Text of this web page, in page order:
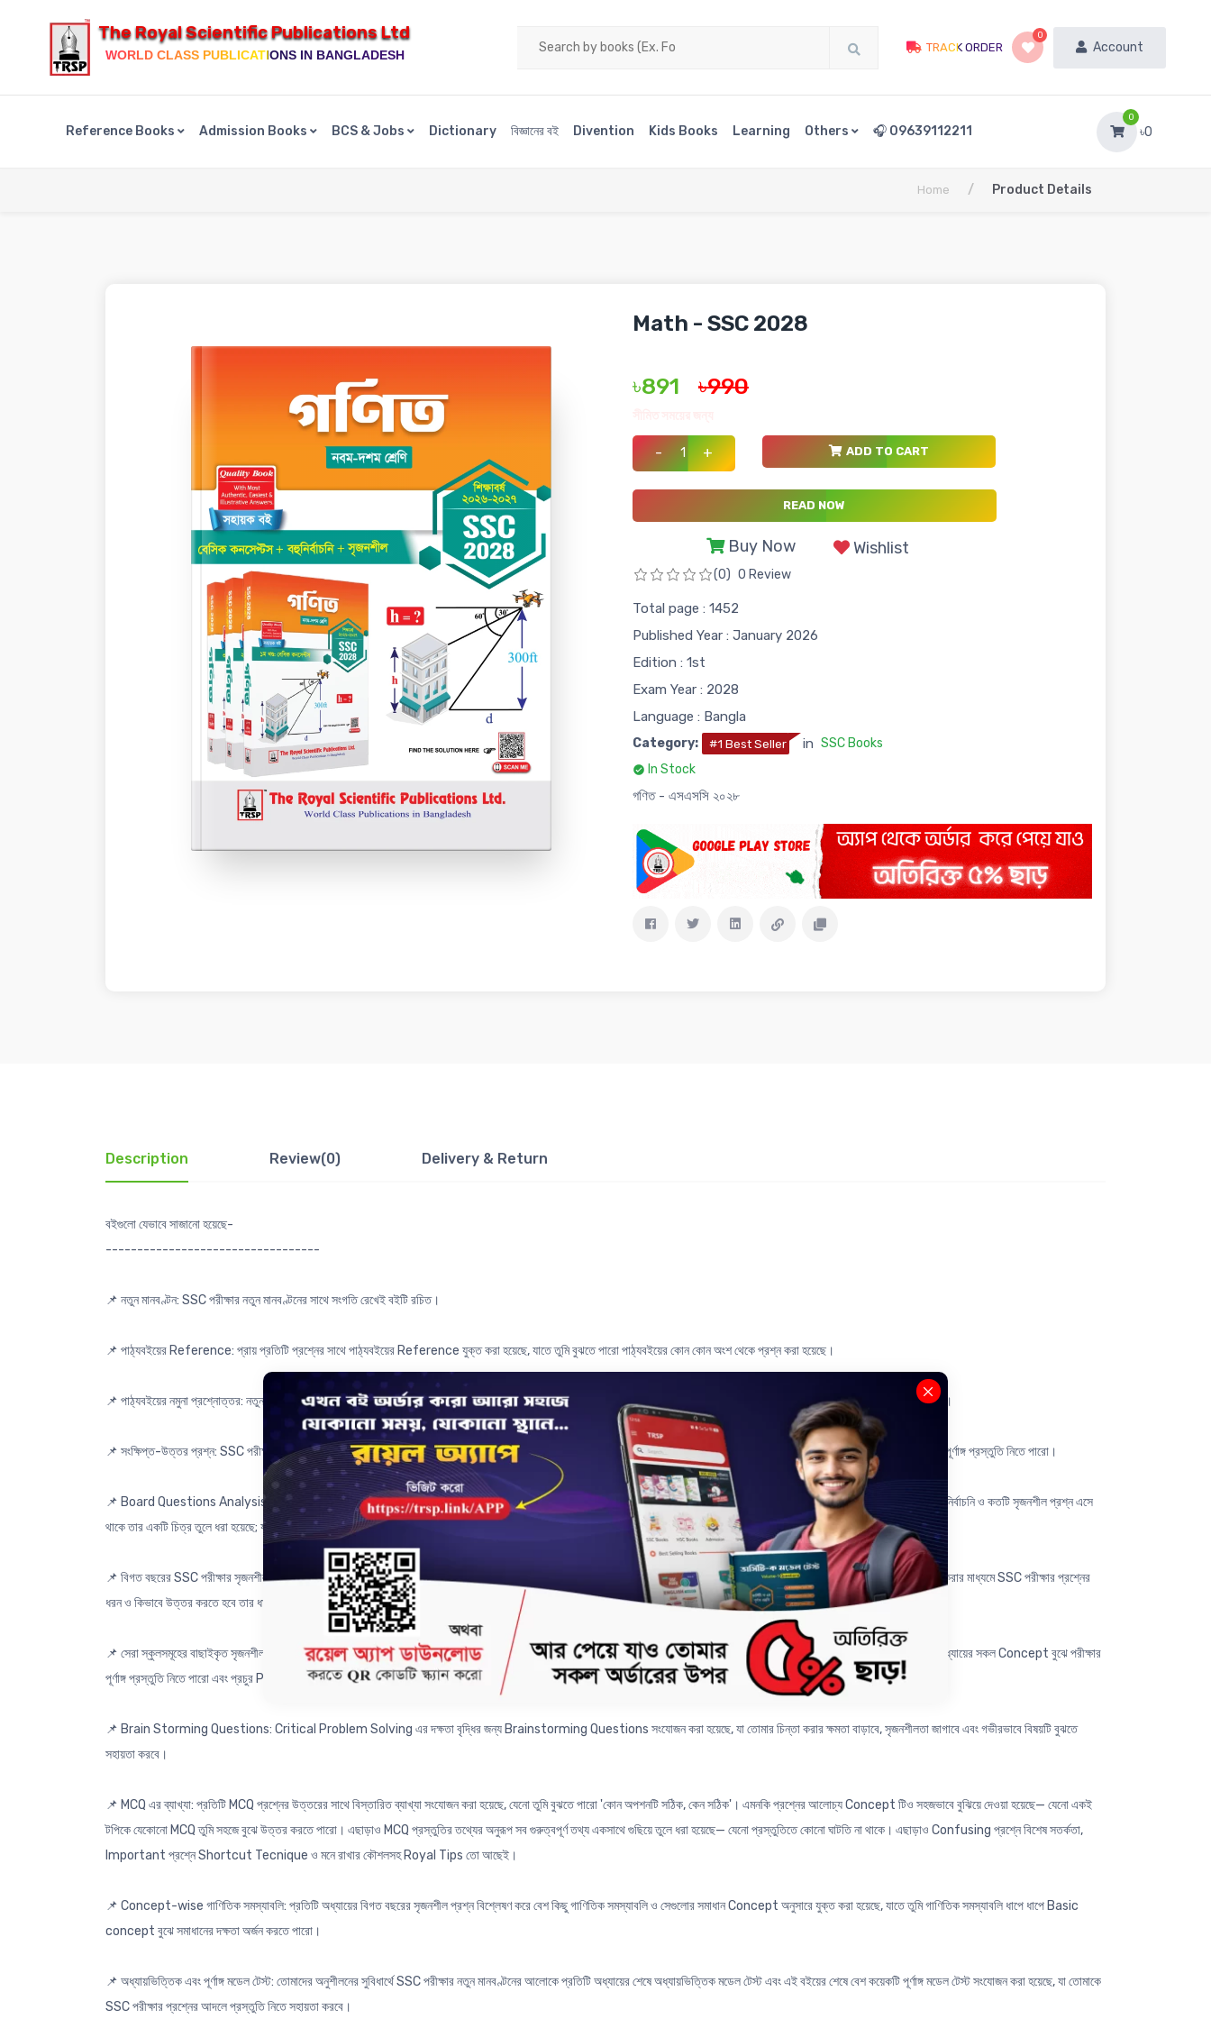
The Royal Scientific Publications Ltd
WORLD CLASS PUBLICATIONS IN BANGLADESH
TRACK ORDER
0
Account
Reference Books Admission Books BCS & Jobs Dictionary বিজ্ঞানের বই Divention Kids Books Learning Others 🎧 09639112211
0
৳0
Home / Product Details
Math - SSC 2028
৳891 ৳990
- + ADD TO CART
READ NOW
Buy Now Wishlist
(0) 0 Review
Total page : 1452
Published Year : January 2026
Edition : 1st
Exam Year : 2028
Language : Bangla
Category: #1 Best Seller in SSC Books
In Stock
গণিত - এসএসসি ২০২৮
Description Review(0) Delivery & Return
বইগুলো যেভাবে সাজানো হয়েছে-
----------------------------------
📌 নতুন মানবণ্টন: SSC পরীক্ষার নতুন মানবণ্টনের সাথে সংগতি রেখেই বইটি রচিত।
📌 পাঠ্যবইয়ের Reference: প্রায় প্রতিটি প্রশ্নের সাথে পাঠ্যবইয়ের Reference যুক্ত করা হয়েছে, যাতে তুমি বুঝতে পারো পাঠ্যবইয়ের কোন কোন অংশ থেকে প্রশ্ন করা হয়েছে।
📌 পাঠ্যবইয়ের নমুনা প্রশ্নোত্তর: নতুন পাঠ্যবইয়ে সংযোজিত অনুশীলনীর নমুনা প্রশ্নগুলোর নির্ভুল ও বিশ্লেষণধর্মী সমাধান দেওয়া হয়েছে, যাতে তুমি নতুন প্রশ্নের ধরন বুঝতে পারো এবং সঠিকভাবে উত্তর করতে পারো।
📌 সংক্ষিপ্ত-উত্তর প্রশ্ন: SSC পরীক্ষার নতুন পাঠ্যবই অনুসারে সংক্ষিপ্ত-উত্তর প্রশ্ন পাঠ্যবইয়ের Reference সহ আলোচনার ধারাবাহিকতা অনুসারে সাজানো হয়েছে, যেনো তুমি প্রশ্নপত্রের এই নতুন অংশে পূর্ণাঙ্গ প্রস্তুতি নিতে পারো।
📌 Board Questions Analysis: বিগত বছরের প্রশ্নগুলো Analysis করে অধ্যায়টি সৃজনশীল ও বহুনির্বাচনি প্রশ্নের জন্য কতটা গুরুত্বপূর্ণ তা উল্লেখ করা হয়েছে। অধ্যায়টি থেকে SSC পরীক্ষায় কতটি বহুনির্বাচনি ও কতটি সৃজনশীল প্রশ্ন এসে
থাকে তার একটি চিত্র তুলে ধরা হয়েছে; যা দেখে তুমি ধারণা পেতে পারো তোমাদের SSC পরীক্ষায় অধ্যায়টি থেকে কতটি MCQ ও CQ আসতে পারে।
📌 বিগত বছরের SSC পরীক্ষার সৃজনশীল প্রশ্নোত্তর: ২০১৫-২০২৫ সালের মোট ১১ বছরের SSC পরীক্ষার প্রশ্নোত্তরগুলো বিস্তারিত উত্তরসহ অধ্যায়ভিত্তিক সংযোজন করা হয়েছে, যেগুলো বুঝে বুঝে অনুশীলন করার মাধ্যমে SSC পরীক্ষার প্রশ্নের
ধরন ও কিভাবে উত্তর করতে হবে তার ধারণা পেতে পারো। একই সাথে এই প্রশ্নোত্তরগুলো বুঝে Practice করার মাধ্যমে SSC এর জন্য গুরুত্বপূর্ণ Topic গুলোও আয়ত্তে চলে আসবে।
📌 সেরা স্কুলসমূহের বাছাইকৃত সৃজনশীল প্রশ্নোত্তর: শীর্ষস্থানীয় স্কুলসমূহের বিগত বছরগুলোর Test পরীক্ষার গুরুত্বপূর্ণ Conceptual সৃজনশীল প্রশ্নোত্তর অধ্যায়ভিত্তিক সংযোজন করা হয়েছে, যাতে তুমি অধ্যায়ের সকল Concept বুঝে পরীক্ষার
পূর্ণাঙ্গ প্রস্তুতি নিতে পারো এবং প্রচুর Practice করতে পারো।
📌 Brain Storming Questions: Critical Problem Solving এর দক্ষতা বৃদ্ধির জন্য Brainstorming Questions সংযোজন করা হয়েছে, যা তোমার চিন্তা করার ক্ষমতা বাড়াবে, সৃজনশীলতা জাগাবে এবং গভীরভাবে বিষয়টি বুঝতে
সহায়তা করবে।
📌 MCQ এর ব্যাখ্যা: প্রতিটি MCQ প্রশ্নের উত্তরের সাথে বিস্তারিত ব্যাখ্যা সংযোজন করা হয়েছে, যেনো তুমি বুঝতে পারো 'কোন অপশনটি সঠিক, কেন সঠিক'। এমনকি প্রশ্নের আলোচ্য Concept টিও সহজভাবে বুঝিয়ে দেওয়া হয়েছে— যেনো একই
টপিকে যেকোনো MCQ তুমি সহজে বুঝে উত্তর করতে পারো। এছাড়াও MCQ প্রস্তুতির তথ্যের অনুরূপ সব গুরুত্বপূর্ণ তথ্য একসাথে গুছিয়ে তুলে ধরা হয়েছে— যেনো প্রস্তুতিতে কোনো ঘাটতি না থাকে। এছাড়াও Confusing প্রশ্নে বিশেষ সতর্কতা,
Important প্রশ্নে Shortcut Tecnique ও মনে রাখার কৌশলসহ Royal Tips তো আছেই।
📌 Concept-wise গাণিতিক সমস্যাবলি: প্রতিটি অধ্যায়ের বিগত বছরের সৃজনশীল প্রশ্ন বিশ্লেষণ করে বেশ কিছু গাণিতিক সমস্যাবলি ও সেগুলোর সমাধান Concept অনুসারে যুক্ত করা হয়েছে, যাতে তুমি গাণিতিক সমস্যাবলি ধাপে ধাপে Basic
concept বুঝে সমাধানের দক্ষতা অর্জন করতে পারো।
📌 অধ্যায়ভিত্তিক এবং পূর্ণাঙ্গ মডেল টেস্ট: তোমাদের অনুশীলনের সুবিধার্থে SSC পরীক্ষার নতুন মানবণ্টনের আলোকে প্রতিটি অধ্যায়ের শেষে অধ্যায়ভিত্তিক মডেল টেস্ট এবং এই বইয়ের শেষে বেশ কয়েকটি পূর্ণাঙ্গ মডেল টেস্ট সংযোজন করা হয়েছে, যা তোমাকে
SSC পরীক্ষার প্রশ্নের আদলে প্রস্তুতি নিতে সহায়তা করবে।